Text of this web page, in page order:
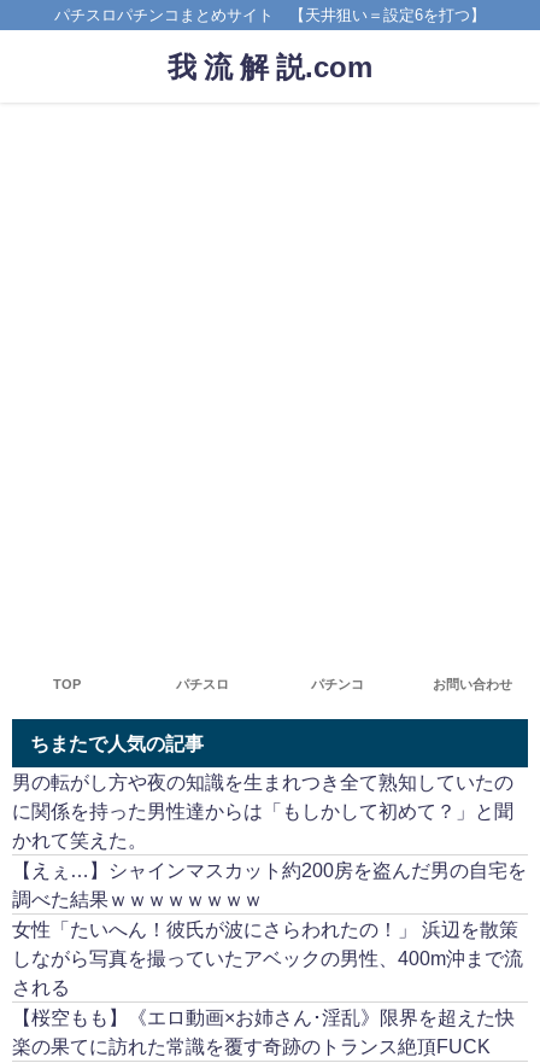
パチスロパチンコまとめサイト 【天井狙い＝設定6を打つ】
我 流 解 説.com
TOP パチスロ パチンコ お問い合わせ
ちまたで人気の記事
男の転がし方や夜の知識を生まれつき全て熟知していたの
に関係を持った男性達からは「もしかして初めて？」と聞
かれて笑えた。
【えぇ…】シャインマスカット約200房を盗んだ男の自宅を
調べた結果ｗｗｗｗｗｗｗｗ
女性「たいへん！彼氏が波にさらわれたの！」 浜辺を散策
しながら写真を撮っていたアベックの男性、400m沖まで流
される
【桜空もも】《エロ動画×お姉さん･淫乱》限界を超えた快
楽の果てに訪れた常識を覆す奇跡のトランス絶頂FUCK